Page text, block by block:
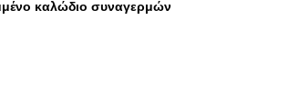
καλώδιο συναγερμών